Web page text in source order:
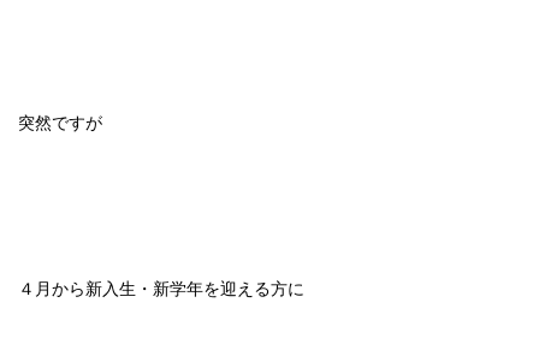
突然ですが
４月から新入生・新学年を迎える方に